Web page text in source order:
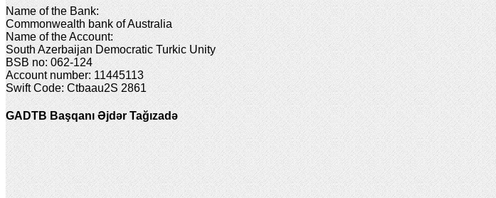
Name of the Bank:
Commonwealth bank of Australia
Name of the Account:
South Azerbaijan Democratic Turkic Unity
BSB no: 062-124
Account number: 11445113
Swift Code: Ctbaau2S 2861
GADTB Başqanı Əjdər Tağızadə